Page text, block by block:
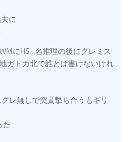
に
にHS…名推理の後にグレミス
ガトカ北で誰とは書けないけれ
レ無しで突貫撃ち合うもギリ
た